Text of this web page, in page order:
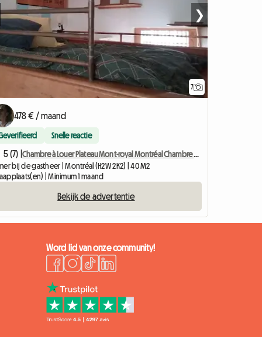
7
❯
478 € / maand
Snelle reactie
5 (7) |
Chambre à Louer Plateau Mont-royal Montréal Chambre Double M
bij de gastheer | Montréal (H2W 2K2) | 40 M2
| Minimum 1 maand
Bekijk de advertentie
Word lid van onze community!